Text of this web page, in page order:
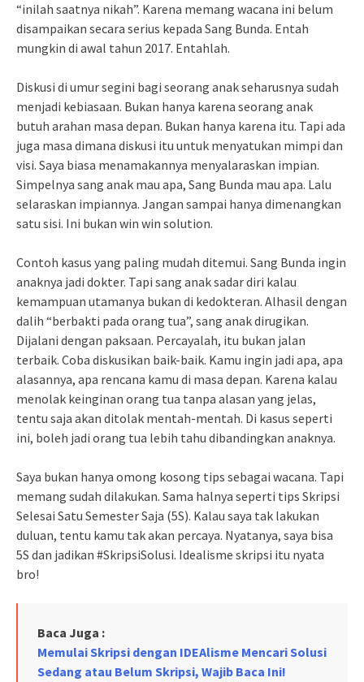
“inilah saatnya nikah”. Karena memang wacana ini belum
disampaikan secara serius kepada Sang Bunda. Entah
mungkin di awal tahun 2017. Entahlah.
Diskusi di umur segini bagi seorang anak seharusnya sudah
menjadi kebiasaan. Bukan hanya karena seorang anak
butuh arahan masa depan. Bukan hanya karena itu. Tapi ada
juga masa dimana diskusi itu untuk menyatukan mimpi dan
visi. Saya biasa menamakannya menyalaraskan impian.
Simpelnya sang anak mau apa, Sang Bunda mau apa. Lalu
selaraskan impiannya. Jangan sampai hanya dimenangkan
satu sisi. Ini bukan win win solution.
Contoh kasus yang paling mudah ditemui. Sang Bunda ingin
anaknya jadi dokter. Tapi sang anak sadar diri kalau
kemampuan utamanya bukan di kedokteran. Alhasil dengan
dalih “berbakti pada orang tua”, sang anak dirugikan.
Dijalani dengan paksaan. Percayalah, itu bukan jalan
terbaik. Coba diskusikan baik-baik. Kamu ingin jadi apa, apa
alasannya, apa rencana kamu di masa depan. Karena kalau
menolak keinginan orang tua tanpa alasan yang jelas,
tentu saja akan ditolak mentah-mentah. Di kasus seperti
ini, boleh jadi orang tua lebih tahu dibandingkan anaknya.
Saya bukan hanya omong kosong tips sebagai wacana. Tapi
memang sudah dilakukan. Sama halnya seperti tips Skripsi
Selesai Satu Semester Saja (5S). Kalau saya tak lakukan
duluan, tentu kamu tak akan percaya. Nyatanya, saya bisa
5S dan jadikan #SkripsiSolusi. Idealisme skripsi itu nyata
bro!
Baca Juga :
Memulai Skripsi dengan IDEAlisme Mencari Solusi
Sedang atau Belum Skripsi, Wajib Baca Ini!